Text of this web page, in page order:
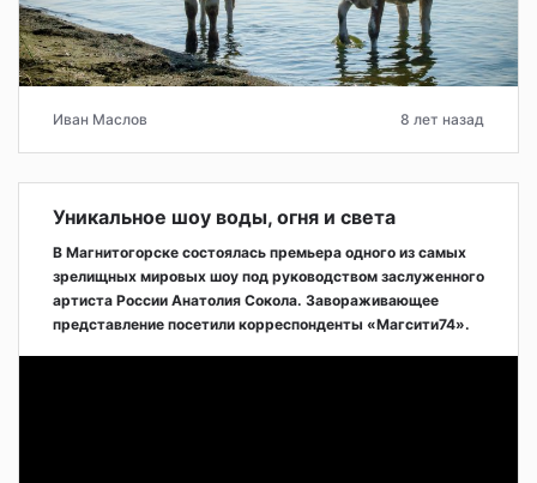
Иван Маслов 8 лет назад
Уникальное шоу воды, огня и света
В Магнитогорске состоялась премьера одного из самых
зрелищных мировых шоу под руководством заслуженного
артиста России Анатолия Сокола. Завораживающее
представление посетили корреспонденты «Магсити74».